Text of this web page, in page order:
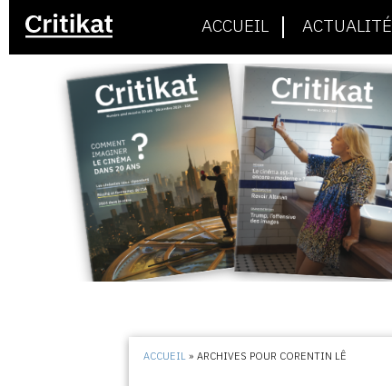
ACCUEIL ACTUALITÉ
ACCUEIL »ARCHIVES POUR CORENTIN LÊ